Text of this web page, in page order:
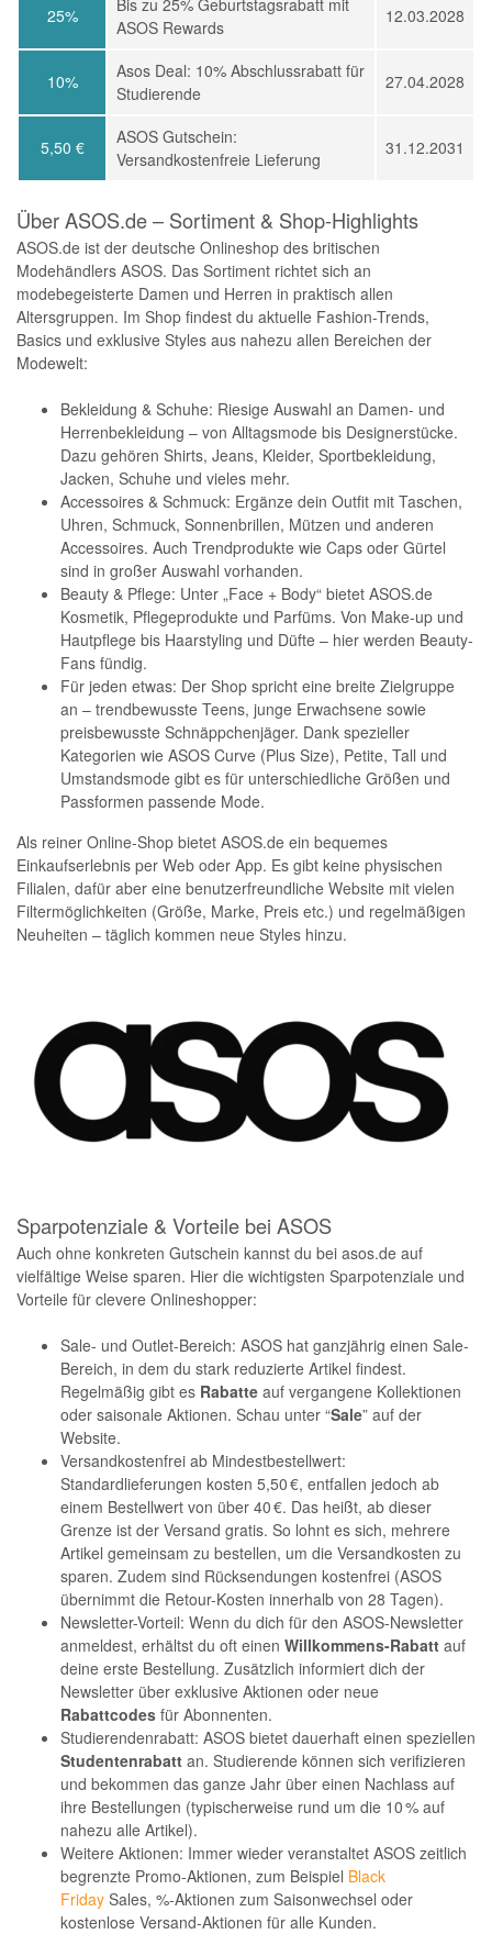
25%
Bis zu 25% Geburtstagsrabatt mit
ASOS Rewards
12.03.2028
10%
Asos Deal: 10% Abschlussrabatt für
Studierende
27.04.2028
5,50 €
ASOS Gutschein:
Versandkostenfreie Lieferung
31.12.2031
Über ASOS.de – Sortiment & Shop-Highlights
ASOS.de ist der deutsche Onlineshop des britischen
Modehändlers ASOS. Das Sortiment richtet sich an
modebegeisterte Damen und Herren in praktisch allen
Altersgruppen. Im Shop findest du aktuelle Fashion-Trends,
Basics und exklusive Styles aus nahezu allen Bereichen der
Modewelt:
Bekleidung & Schuhe: Riesige Auswahl an Damen- und
Herrenbekleidung – von Alltagsmode bis Designerstücke.
Dazu gehören Shirts, Jeans, Kleider, Sportbekleidung,
Jacken, Schuhe und vieles mehr.
Accessoires & Schmuck: Ergänze dein Outfit mit Taschen,
Uhren, Schmuck, Sonnenbrillen, Mützen und anderen
Accessoires. Auch Trendprodukte wie Caps oder Gürtel
sind in großer Auswahl vorhanden.
Beauty & Pflege: Unter „Face + Body“ bietet ASOS.de
Kosmetik, Pflegeprodukte und Parfüms. Von Make-up und
Hautpflege bis Haarstyling und Düfte – hier werden Beauty-
Fans fündig.
Für jeden etwas: Der Shop spricht eine breite Zielgruppe
an – trendbewusste Teens, junge Erwachsene sowie
preisbewusste Schnäppchenjäger. Dank spezieller
Kategorien wie ASOS Curve (Plus Size), Petite, Tall und
Umstandsmode gibt es für unterschiedliche Größen und
Passformen passende Mode.
Als reiner Online-Shop bietet ASOS.de ein bequemes
Einkaufserlebnis per Web oder App. Es gibt keine physischen
Filialen, dafür aber eine benutzerfreundliche Website mit vielen
Filtermöglichkeiten (Größe, Marke, Preis etc.) und regelmäßigen
Neuheiten – täglich kommen neue Styles hinzu.
Sparpotenziale & Vorteile bei ASOS
Auch ohne konkreten Gutschein kannst du bei asos.de auf
vielfältige Weise sparen. Hier die wichtigsten Sparpotenziale und
Vorteile für clevere Onlineshopper:
Sale- und Outlet-Bereich: ASOS hat ganzjährig einen Sale-
Bereich, in dem du stark reduzierte Artikel findest.
Regelmäßig gibt es Rabatte auf vergangene Kollektionen
oder saisonale Aktionen. Schau unter “Sale” auf der
Website.
Versandkostenfrei ab Mindestbestellwert:
Standardlieferungen kosten 5,50 €, entfallen jedoch ab
einem Bestellwert von über 40 €. Das heißt, ab dieser
Grenze ist der Versand gratis. So lohnt es sich, mehrere
Artikel gemeinsam zu bestellen, um die Versandkosten zu
sparen. Zudem sind Rücksendungen kostenfrei (ASOS
übernimmt die Retour-Kosten innerhalb von 28 Tagen).
Newsletter-Vorteil: Wenn du dich für den ASOS-Newsletter
anmeldest, erhältst du oft einen Willkommens-Rabatt auf
deine erste Bestellung. Zusätzlich informiert dich der
Newsletter über exklusive Aktionen oder neue
Rabattcodes für Abonnenten.
Studierendenrabatt: ASOS bietet dauerhaft einen speziellen
Studentenrabatt an. Studierende können sich verifizieren
und bekommen das ganze Jahr über einen Nachlass auf
ihre Bestellungen (typischerweise rund um die 10 % auf
nahezu alle Artikel).
Weitere Aktionen: Immer wieder veranstaltet ASOS zeitlich
begrenzte Promo-Aktionen, zum Beispiel Black
Friday Sales, %-Aktionen zum Saisonwechsel oder
kostenlose Versand-Aktionen für alle Kunden.